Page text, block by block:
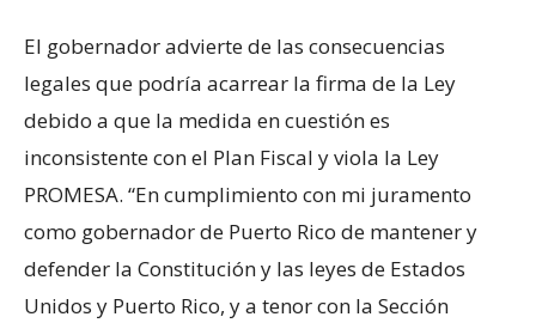
El gobernador advierte de las consecuencias
legales que podría acarrear la firma de la Ley
debido a que la medida en cuestión es
inconsistente con el Plan Fiscal y viola la Ley
PROMESA. “En cumplimiento con mi juramento
como gobernador de Puerto Rico de mantener y
defender la Constitución y las leyes de Estados
Unidos y Puerto Rico, y a tenor con la Sección